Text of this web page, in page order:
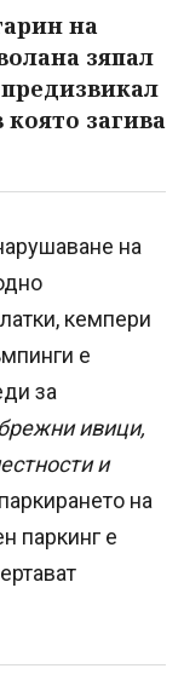
на
зяпал
която загива
на
кемпери
е
за
ивици,
и
на
паркинг е